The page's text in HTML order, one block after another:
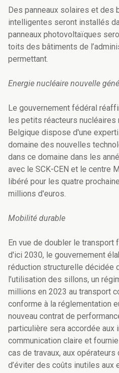
Des panneaux solaires et des
intelligentes seront installés
panneaux photovoltaïques
toits des bâtiments de
permettant.
Energie nucléaire nouvelle
Le gouvernement fédéral
les petits réacteurs nucléaires
Belgique dispose d'une
domaine des nouvelles
dans ce domaine dans les
avec le SCK-CEN et le centre
libéré pour les quatre
millions d'euros.
Mobilité durable
En vue de doubler le
d'ici 2030, le gouvernement
réduction structurelle décidée
l’utilisation des sillons, un
millions en 2023 au transport
conforme à la réglementation
nouveau contrat de
particulière sera accordée aux
communication claire et
cas de travaux, aux
d’éviter des coûts inutiles aux